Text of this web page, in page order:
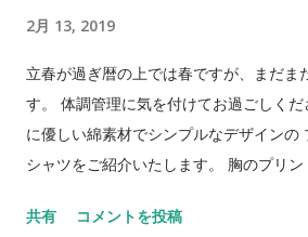
2月 13, 2019
立春が過ぎ暦の上では春ですが、まだま
す。 体調管理に気を付けてお過ごしく
に優しい綿素材でシンプルなデザインの
シャツをご紹介いたします。 胸のプリ
ょうか！！（￥ 2,700 ⇒ ￥ 1,500 ） ネ
共有 コメントを投稿